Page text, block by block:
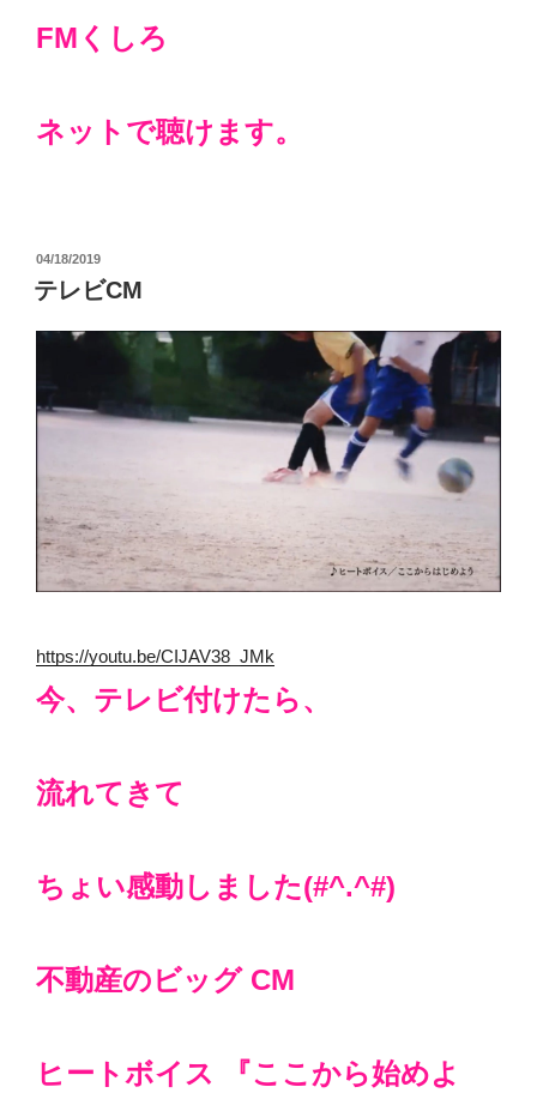
FMくしろ
ネットで聴けます。
投
稿
日:
04/18/2019
テレビCM
https://youtu.be/CIJAV38_JMk
今、テレビ付けたら、
流れてきて
ちょい感動しました(#^.^#)
不動産のビッグ CM
ヒートボイス 『ここから始めよ